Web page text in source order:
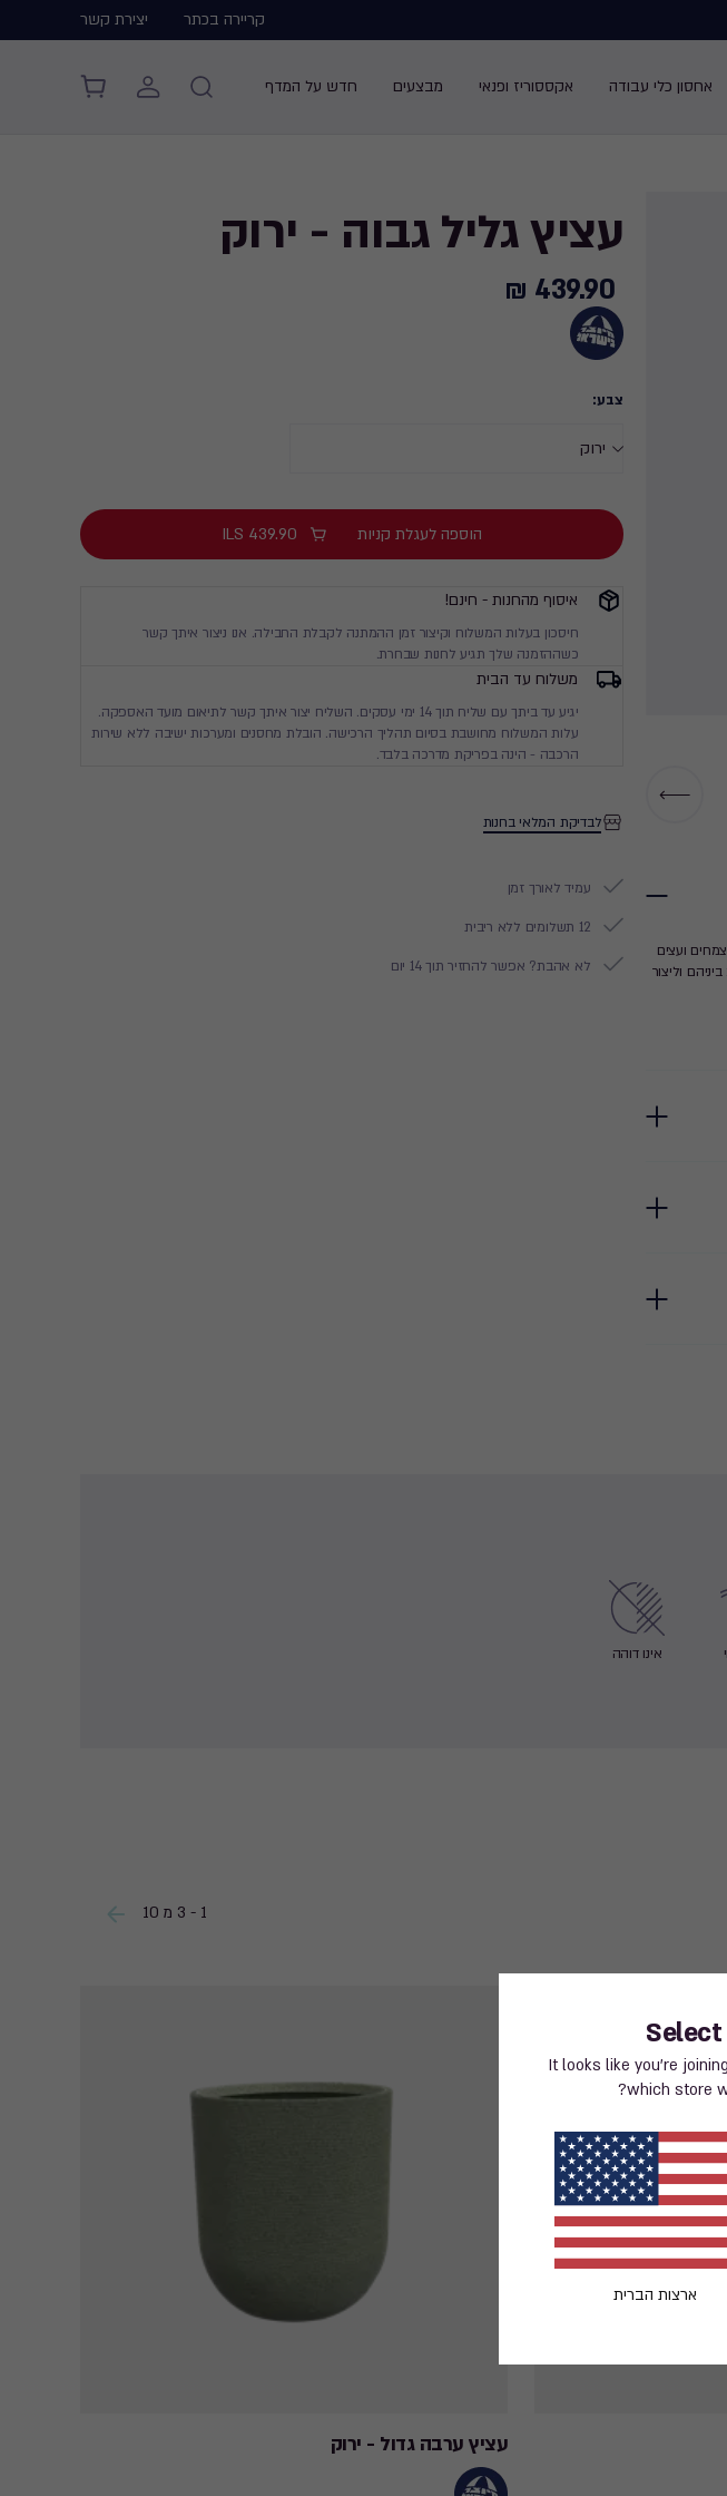
It looks like you’re
which store
ארצות הברית
קריירה בכתר
יצירת קשר
אחסון כלי עבודה אקססוריז ופנאי מבצעים חדש על המדף
עציץ גליל גבוה - ירוק
439.90
₪
439.90 ₪
צבע:
הוספה לעגלת קניות ILS 439.90
איסוף מהחנות - חינם!
חיסכון בעלות המשלוח וקיצור זמן ההמתנה לקבלת החבילה. אנו ניצור איתך קשר
כשההזמנה שלך תגיע לחנות שבחרת.
משלוח עד הבית
יגיע עד ביתך עם שליח תוך 14 ימי עסקים. השליח יצור איתך קשר לתיאום מועד האספקה.
עלות המשלוח מחושבת בסיום תהליך הרכישה. הובלת מחסנים ומערכות ישיבה ללא שירות
הרכבה - הינה בפריקת מדרכה בלבד.
לבדיקת המלאי בחנות
עמיד לאורך זמן
12 תשלומים ללא ריבית
לא אהבת? אפשר להחזיר תוך 14 יום
ועצים
וליצור
אינו דוהה
1 - 3 מ 10
עציץ ערבה גדול - ירוק